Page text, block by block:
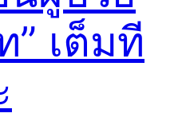
” เต็มที